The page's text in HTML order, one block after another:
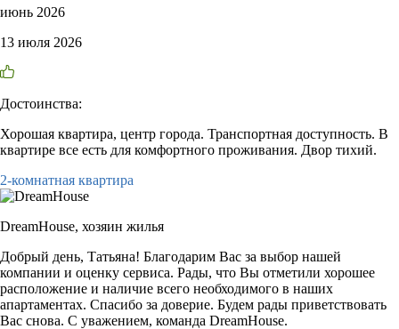
июнь 2026
13 июля 2026
Достоинства:
Хорошая квартира, центр города. Транспортная доступность. В
квартире все есть для комфортного проживания. Двор тихий.
2-комнатная квартира
DreamHouse, хозяин жилья
Добрый день, Татьяна! Благодарим Вас за выбор нашей
компании и оценку сервиса. Рады, что Вы отметили хорошее
расположение и наличие всего необходимого в наших
апартаментах. Спасибо за доверие. Будем рады приветствовать
Вас снова. С уважением, команда DreamHouse.